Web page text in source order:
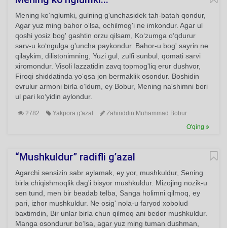
Mening ko‘nglumki, gulning g'unchasidek tah-batah qondur,
Agar yuz ming bahor o‘lsa, ochilmog'i ne imkondur. Agar ul
qoshi yosiz bog' gashtin orzu qilsam, Ko‘zumga o‘qdurur
sarv-u ko‘ngulga g'uncha paykondur. Bahor-u bog' sayrin ne
qilaykim, dilistonimning, Yuzi gul, zulfi sunbul, qomati sarvi
xiromondur. Visoli lazzatidin zavq topmog'liq erur dushvor,
Firoqi shiddatinda yo‘qsa jon bermaklik osondur. Boshidin
evrulur armoni birla o‘ldum, ey Bobur, Mening na'shimni bori
ul pari ko‘yidin aylondur.
2782 Yakpora g'azal
Zahiriddin Muhammad Bobur
O'qing
“Mushkuldur” radifli g’azal
Agarchi sensizin sabr aylamak, ey yor, mushkuldur, Sening
birla chiqishmoqlik dag'i bisyor mushkuldur. Mizojing nozik-u
sen tund, men bir beadab telba, Sanga holimni qilmoq, ey
pari, izhor mushkuldur. Ne osig' nola-u faryod xobolud
baxtimdin, Bir unlar birla chun qilmoq ani bedor mushkuldur.
Manga osondurur bo‘lsa, agar yuz ming tuman dushman,